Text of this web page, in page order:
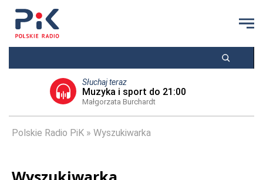
Słuchaj teraz
Muzyka i sport do 21:00
Małgorzata Burchardt
Polskie Radio PiK Wyszukiwarka